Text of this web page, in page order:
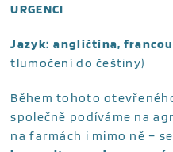
URGENCI
Jazyk: angličtina,
tlumočení do češtiny)
Během tohoto
společně podíváme na
na farmách i mimo ně –